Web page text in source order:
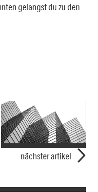
gelangst du zu den
nächster artikel